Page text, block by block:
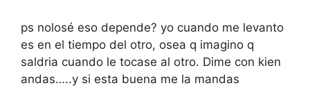
ps nolosé eso depende? yo cuando me levanto
es en el tiempo del otro, osea q imagino q
saldria cuando le tocase al otro. Dime con kien
andas…..y si esta buena me la mandas